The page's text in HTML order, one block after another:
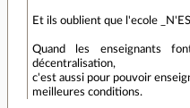
Et ils oublient que l'ecole
Quand les enseignants
décentralisation,
c'est aussi pour pouvoir
meilleures conditions.